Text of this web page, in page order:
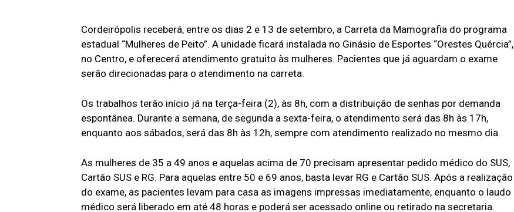
Cordeirópolis receberá, entre os dias 2 e 13 de setembro, a Carreta da Mamografia do programa
estadual “Mulheres de Peito”. A unidade ficará instalada no Ginásio de Esportes “Orestes Quércia”,
no Centro, e oferecerá atendimento gratuito às mulheres. Pacientes que já aguardam o exame
serão direcionadas para o atendimento na carreta.
Os trabalhos terão início já na terça-feira (2), às 8h, com a distribuição de senhas por demanda
espontânea. Durante a semana, de segunda a sexta-feira, o atendimento será das 8h às 17h,
enquanto aos sábados, será das 8h às 12h, sempre com atendimento realizado no mesmo dia.
As mulheres de 35 a 49 anos e aquelas acima de 70 precisam apresentar pedido médico do SUS,
Cartão SUS e RG. Para aquelas entre 50 e 69 anos, basta levar RG e Cartão SUS. Após a realização
do exame, as pacientes levam para casa as imagens impressas imediatamente, enquanto o laudo
médico será liberado em até 48 horas e poderá ser acessado online ou retirado na secretaria.